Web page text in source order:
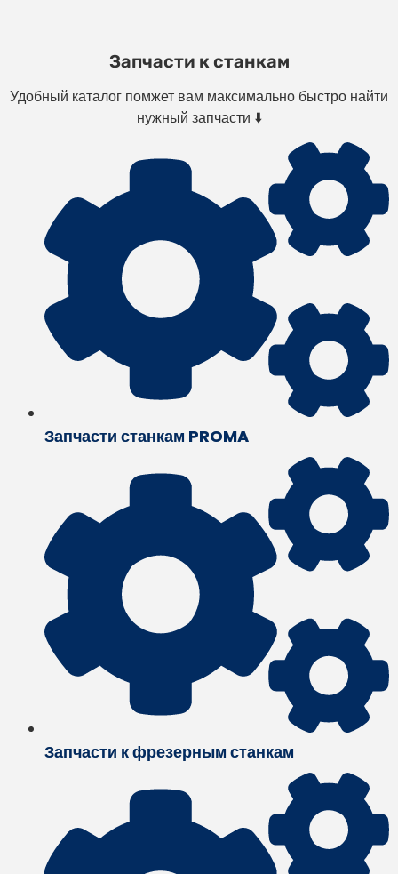
Запчасти к станкам
Удобный каталог помжет вам максимально быстро найти
нужный запчасти ⬇️
Запчасти станкам PROMA
Запчасти к фрезерным станкам